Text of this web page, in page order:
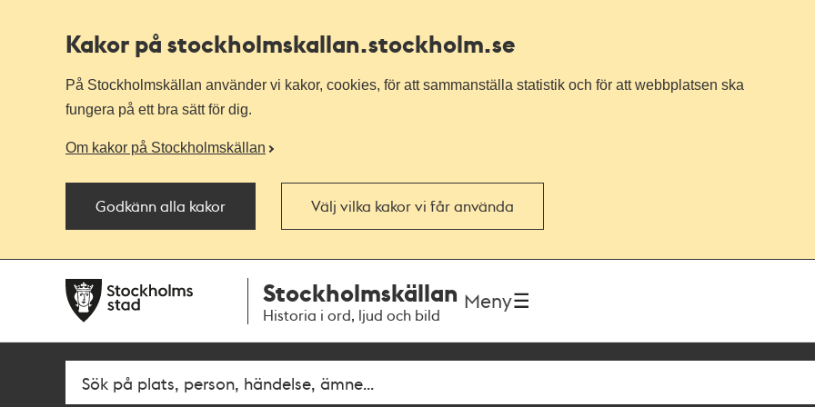
Kakor på stockholmskallan.stockholm.se
På Stockholmskällan använder vi kakor, cookies, för att sammanställa statistik och för att webbplatsen ska
fungera på ett bra sätt för dig.
Om kakor på Stockholmskällan
Godkänn alla kakor Välj vilka kakor vi får använda
navigationen
huvudinnehållet
Stockholmskällan
Historia i ord, ljud och bild
Meny
SökFritextsök